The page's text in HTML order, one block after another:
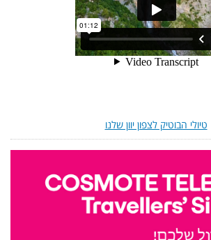
טיולי הבוטיק לצפון יוון שלנו